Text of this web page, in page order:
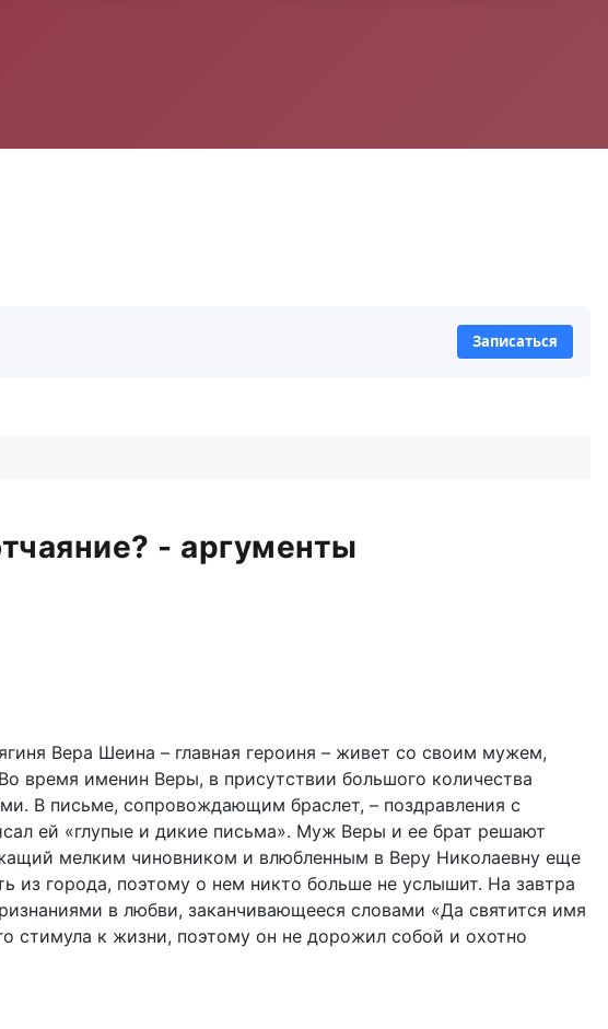
Записаться
- аргументы
Вера Шеина – главная героиня – живет со своим мужем,
время именин Веры, в присутствии большого количества
В письме, сопровождающим браслет, – поздравления с
ей «глупые и дикие письма». Муж Веры и ее брат решают
мелким чиновником и влюбленным в Веру Николаевну еще
из города, поэтому о нем никто больше не услышит. На завтра
в любви, заканчивающееся словами «Да святится имя
стимула к жизни, поэтому он не дорожил собой и охотно